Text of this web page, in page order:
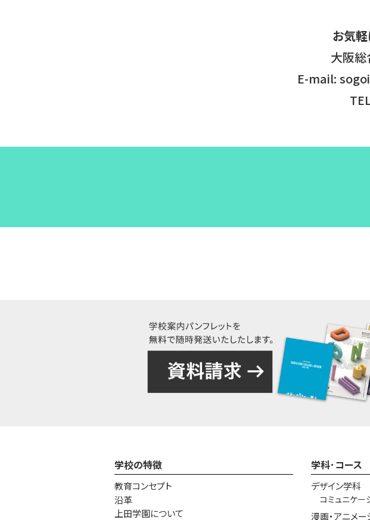
お気
大阪総
E-mail:
学校の特徴
教育コンセプト
沿革
上田学園について
学科･コース
デザイン学科
コミュニケー
漫画・アニメー